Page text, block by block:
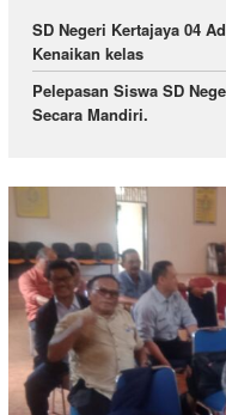
SD Negeri Kertajaya 04
Kenaikan kelas
Pelepasan Siswa SD
Secara Mandiri.